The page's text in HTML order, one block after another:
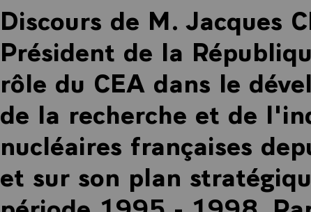
Discours de M. Jacques
Président de la
rôle du CEA dans le
de la recherche et de
nucléaires françaises
et sur son plan